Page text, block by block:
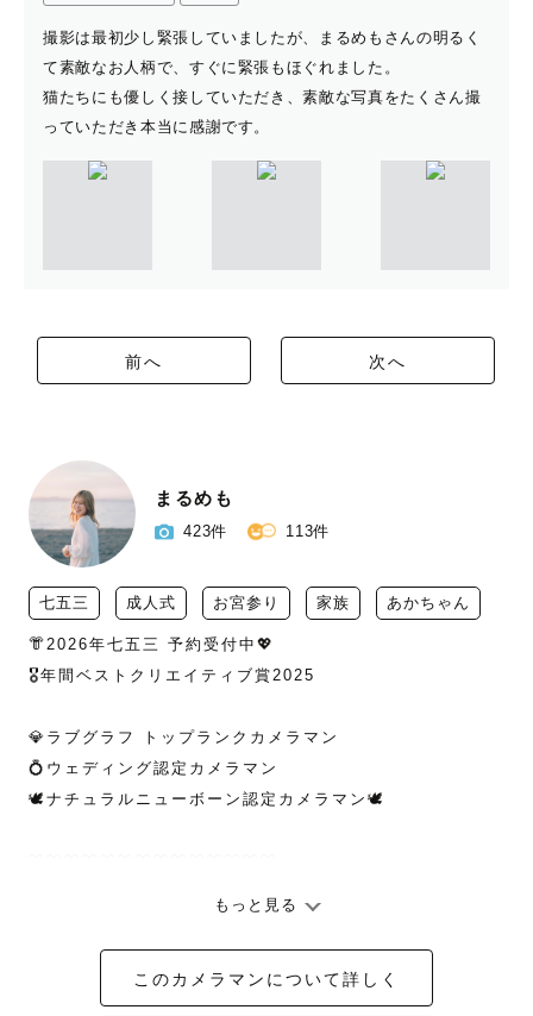
撮影は最初少し緊張していましたが、まるめもさんの明るく
て素敵なお人柄で、すぐに緊張もほぐれました。
猫たちにも優しく接していただき、素敵な写真をたくさん撮
っていただき本当に感謝です。
前へ 次へ
まるめも
423件 113件
七五三 成人式 お宮参り 家族 あかちゃん
👘2026年七五三 予約受付中💖
🎖️年間ベストクリエイティブ賞2025
💎ラブグラフ トップランクカメラマン
💍ウェディング認定カメラマン
🕊️ナチュラルニューボーン認定カメラマン🕊️
一年で一番予約が埋まりやすいシーズンですので、気にな
る方はお早めにご連絡ください！
もっと見る
このカメラマンについて詳しく